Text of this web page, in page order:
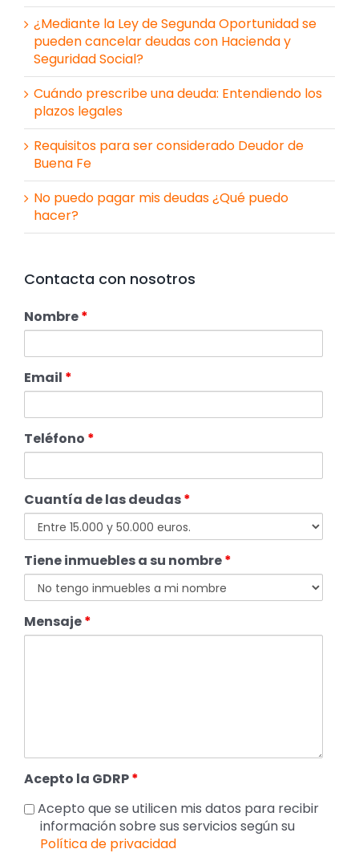
¿Mediante la Ley de Segunda Oportunidad se
pueden cancelar deudas con Hacienda y
Seguridad Social?
Cuándo prescribe una deuda: Entendiendo los
plazos legales
Requisitos para ser considerado Deudor de
Buena Fe
No puedo pagar mis deudas ¿Qué puedo
hacer?
Contacta con nosotros
Nombre*
Email *
Teléfono *
Cuantía de las deudas*
Tiene inmuebles a su nombre*
Mensaje*
Acepto la GDRP*
Acepto que se utilicen mis datos para recibir
información sobre sus servicios según su
Política de privacidad